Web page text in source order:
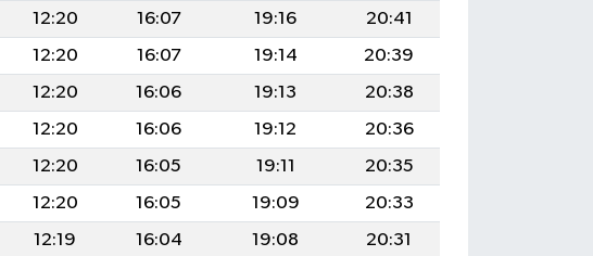
12:20 16:07 19:16
20:41
12:20 16:07 19:14
20:39
12:20 16:06 19:13
20:38
12:20 16:06 19:12
20:36
12:20 16:05 19:11
20:35
12:20 16:05 19:09
20:33
12:19 16:04 19:08
20:31